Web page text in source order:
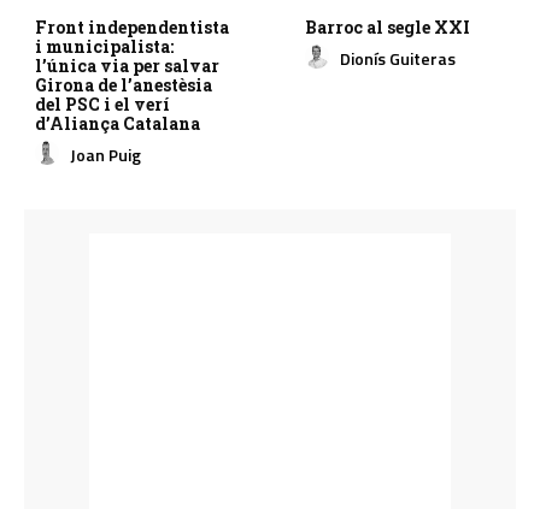
Front independentista
i municipalista:
l’única via per salvar
Girona de l’anestèsia
del PSC i el verí
d’Aliança Catalana
Joan Puig
Barroc al segle XXI
Dionís Guiteras